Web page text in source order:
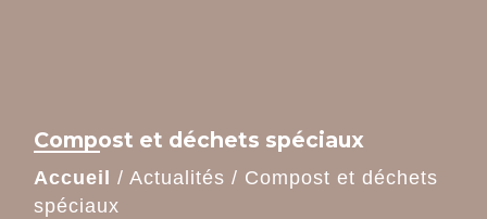
Compost et déchets spéciaux
Accueil / Actualités / Compost et déchets
spéciaux